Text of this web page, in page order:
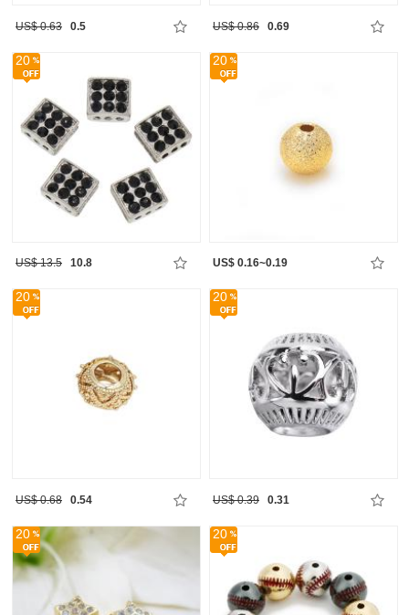
US$ 0.63 0.5 US$ 0.86 0.69
20
US$ 13.5 10.8
20
US$ 0.16~0.19
20
US$ 0.68 0.54
20
US$ 0.39 0.31
20 20